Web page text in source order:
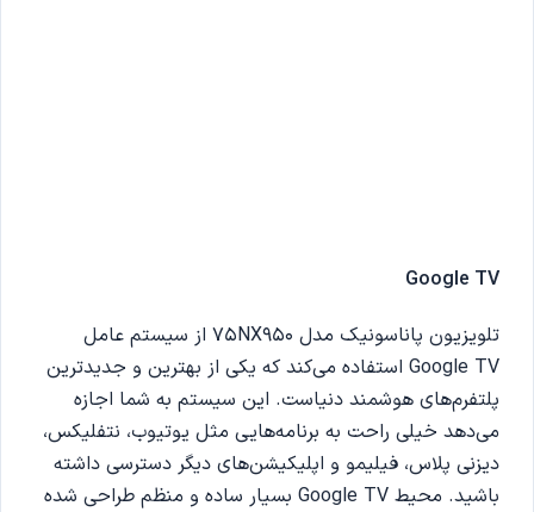
Google TV
تلویزیون پاناسونیک مدل 75NX950 از سیستم عامل
Google TV استفاده می‌کند که یکی از بهترین و جدیدترین
پلتفرم‌های هوشمند دنیاست. این سیستم به شما اجازه
می‌دهد خیلی راحت به برنامه‌هایی مثل یوتیوب، نتفلیکس،
دیزنی پلاس، فیلیمو و اپلیکیشن‌های دیگر دسترسی داشته
باشید. محیط Google TV بسیار ساده و منظم طراحی شده